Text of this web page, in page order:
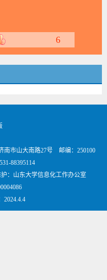
6
市山大南路27号 邮编：250100
88395114
护：山东大学信息化工作办公室
2024.4.4